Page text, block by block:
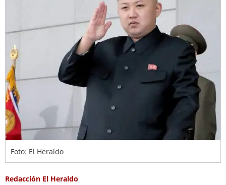
Foto: El Heraldo
Redacción El Heraldo